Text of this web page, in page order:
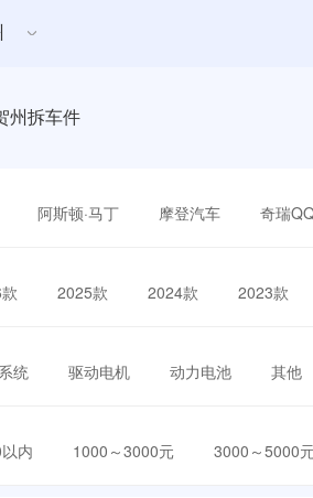
州拆车件
阿斯顿·马丁 摩登汽车 奇瑞
2025款 2024款 2023款
统 驱动电机 动力电池 其他
内 1000～3000元 3000～5000